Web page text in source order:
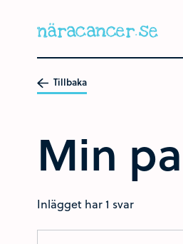
Tillbaka
Min
Inlägget har 1 svar